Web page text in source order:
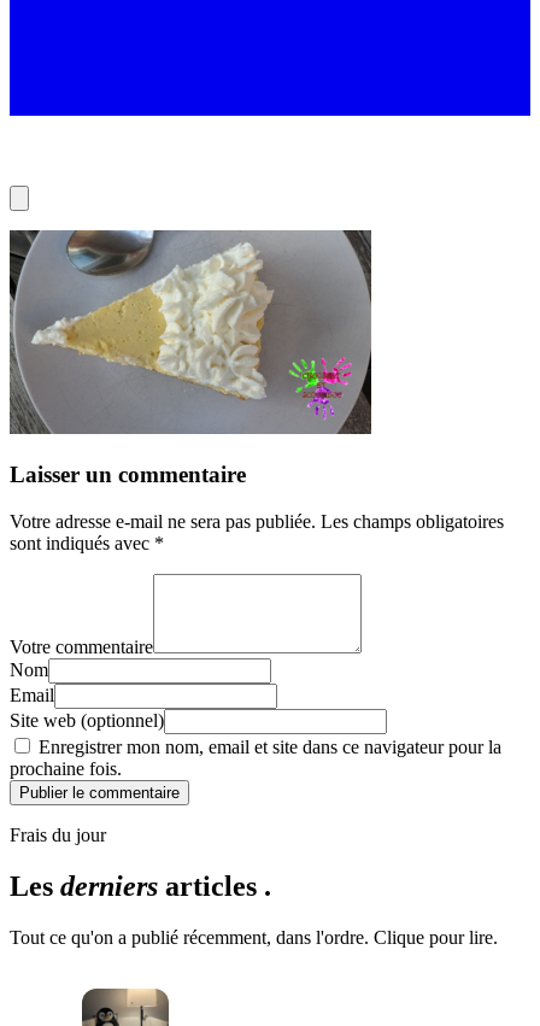
Laisser un commentaire
Votre adresse e-mail ne sera pas publiée. Les champs obligatoires
sont indiqués avec *
Votre commentaire
Nom
Email
Site web (optionnel)
Enregistrer mon nom, email et site dans ce navigateur pour la
prochaine fois.
Publier le commentaire
Frais du jour
Les derniers articles .
Tout ce qu'on a publié récemment, dans l'ordre. Clique pour lire.